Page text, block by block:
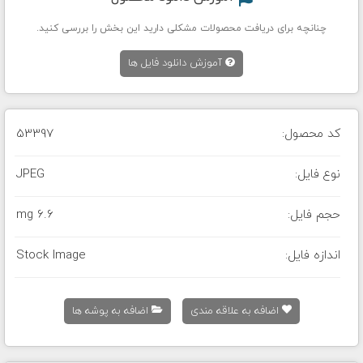
چنانچه برای دریافت محصولات مشکلی دارید این بخش را بررسی کنید.
آموزش دانلود فایل ها
کد محصول: 53397
نوع فایل: JPEG
حجم فایل: 6.6 mg
اندازه فایل: Stock Image
اضافه به علاقه مندی اضافه به پوشه ها